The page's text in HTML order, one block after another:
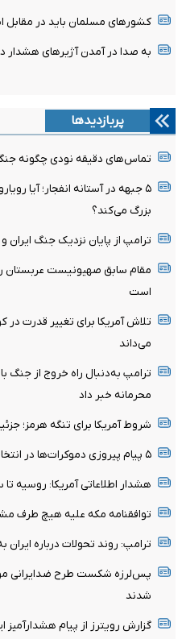
کشورهای مسلمان باید در مقابل
به صدا در آمدن آژیرهای هشدار
پربازدیدها
تماس‌های دقیقه نودی چگونه جنگ
۵ جبهه در آستانه انفجار؛ آیا
بزرگ می‌کند؟
ترامپ از پایان نزدیک جنگ ایران
مقام سابق صهیونیست عربستان
است
تلاش آمریکا برای تغییر قدرت در
می‌داند
ترامپ به‌دنبال راه خروج از جنگ
محرمانه خبر داد
شروط آمریکا برای تنگه هرمز؛
۵ پیام پیروزی دموکرات‌ها در انتخابات مقدماتی سنا
هشدار اطلاعاتی آمریکا: روسیه
توافقنامه مکه علیه هیچ طرف
ترامپ: روند تحولات درباره
پس‌لرزه شکست طرح ضدایرانی
شدند
گزارش رویترز از پیام